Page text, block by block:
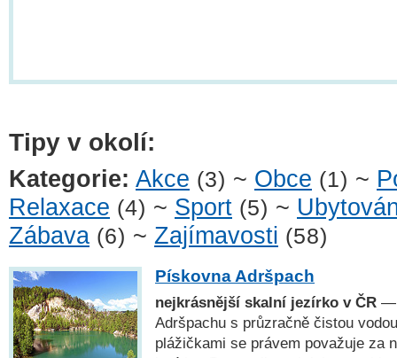
Tipy v okolí:
Kategorie: Akce (3) ~ Obce (1) ~
Relaxace (4) ~ Sport (5) ~
Zábava (6) ~ Zajímavosti (58)
Pískovna Adršpach
nejkrásnější skalní jezírko v ČR —
Adršpachu s průzračně čistou
plážičkami se právem považuje za